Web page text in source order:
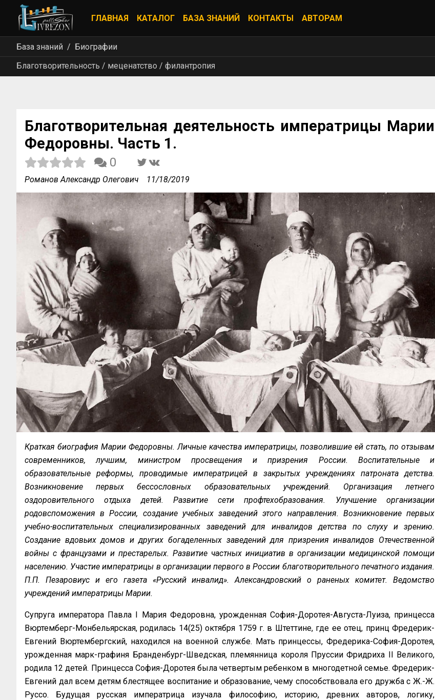
ГЛАВНАЯ КАТАЛОГ БАЗА ЗНАНИЙ КОНТАКТЫ АВТОРАМ
База знаний
Биографии
Благотворительность / меценатство / филантропия
Благотворительная деятельность императрицы Марии
Федоровны. Часть 1.
0
Романов Александр Олегович 11/18/2019
Краткая биография Марии Федоровны. Личные качества императрицы, позволившие ей стать, по отзывам
современников, лучшим, министром просвещения и призрения России. Воспитательные и
образовательные реформы, проводимые императрицей в закрытых учреждениях патроната детства.
Возникновение первых бессословных образовательных учреждений. Организация летнего
оздоровительного отдыха детей. Развитие сети профтехобразования. Улучшение организации
родовспоможения в России, создание учебных заведений этого направления. Возникновение первых
учебно-воспитательных специализированных заведений для инвалидов детства по слуху и зрению.
Создание вдовьих домов и других богаделенных заведений для призрения инвалидов Отечественной
войны с французами и престарелых. Развитие частных инициатив в организации медицинской помощи
населению. Участие императрицы в организации первого в России благотворительного печатного издания.
П.П. Пезаровиус и его газета «Русский инвалид». Александровский о раненых комитет. Ведомство
учреждений императрицы Марии.
Супруга императора Павла I Мария Федоровна, урожденная София-Доротея-Августа-Луиза, принцесса
Вюртемберг-Монбельярская, родилась 14(25) октября 1759 г. в Штеттине, где ее отец, принц Фредерик-
Евгений Вюртембергский, находился на военной службе. Мать принцессы, Фредерика-София-Доротея,
урожденная марк-графиня Бранденбург-Шведская, племянница короля Пруссии Фридриха II Великого,
родила 12 детей. Принцесса София-Доротея была четвертым ребенком в многодетной семье. Фредерик-
Евгений дал всем детям блестящее воспитание и образование, чему способствовала его дружба с Ж.-Ж.
Руссо. Будущая русская императрица изучала философию, историю, древних авторов, логику,